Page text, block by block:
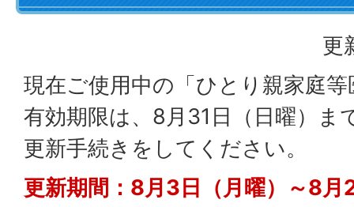
更
現在ご使用中の「ひとり親家庭
有効期限は、8月31日（日曜）ま
更新手続きをしてください。
更新期間：8月3日（月曜）～8月